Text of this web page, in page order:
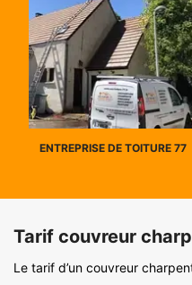
ENTREPRISE DE TOITURE 77
Tarif couvreur
Le tarif d’un couvreur